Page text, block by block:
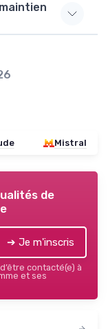
Mistral
de
➔ Je m'inscris
contacté(e) à
et ses